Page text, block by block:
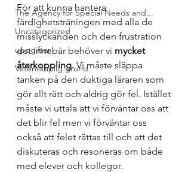
The Agency for Special Needs and...
Uncategorized
uppgifter
Vetenskaplig grund
För att kunna hantera
färdighetsträningen med alla de
misslyckanden och den frustration
det innebär behöver vi mycket
återkoppling. Vi måste släppa
tanken på den duktiga läraren som
gör allt rätt och aldrig gör fel. Istället
måste vi uttala att vi förväntar oss att
det blir fel men vi förväntar oss
också att felet rättas till och att det
diskuteras och resoneras om både
med elever och kollegor.